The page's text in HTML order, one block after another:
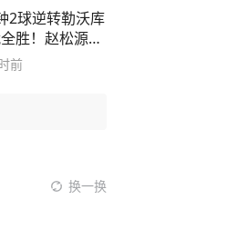
中介
2球逆转勒沃库
胜！赵松源替
前
换一换